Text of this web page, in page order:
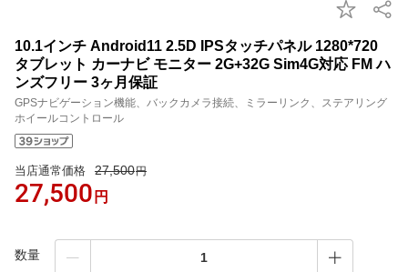
10.1インチ Android11 2.5D IPSタッチパネル 1280*720
タブレット カーナビ モニター 2G+32G Sim4G対応 FM ハ
ンズフリー 3ヶ月保証
GPSナビゲーション機能、バックカメラ接続、ミラーリンク、ステアリング
ホイールコントロール
当店通常価格 27,500円
27,500 円
数量